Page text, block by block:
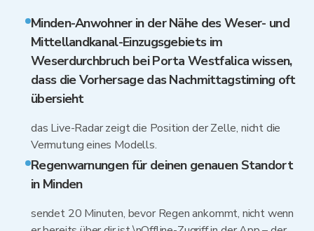
Minden-Anwohner in der Nähe des Weser- und
Mittellandkanal-Einzugsgebiets im
Weserdurchbruch bei Porta Westfalica wissen,
dass die Vorhersage das Nachmittagstiming oft
übersieht
das Live-Radar zeigt die Position der Zelle, nicht die
Vermutung eines Modells.
Regenwarnungen für deinen genauen Standort
in Minden
sendet 20 Minuten, bevor Regen ankommt, nicht wenn